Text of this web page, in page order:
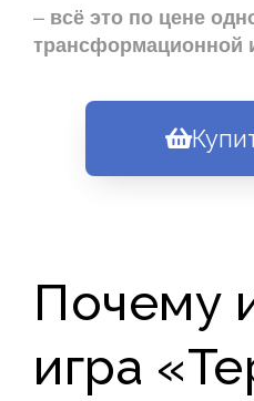
– всё это по цене
трансформационной
Почему
игра